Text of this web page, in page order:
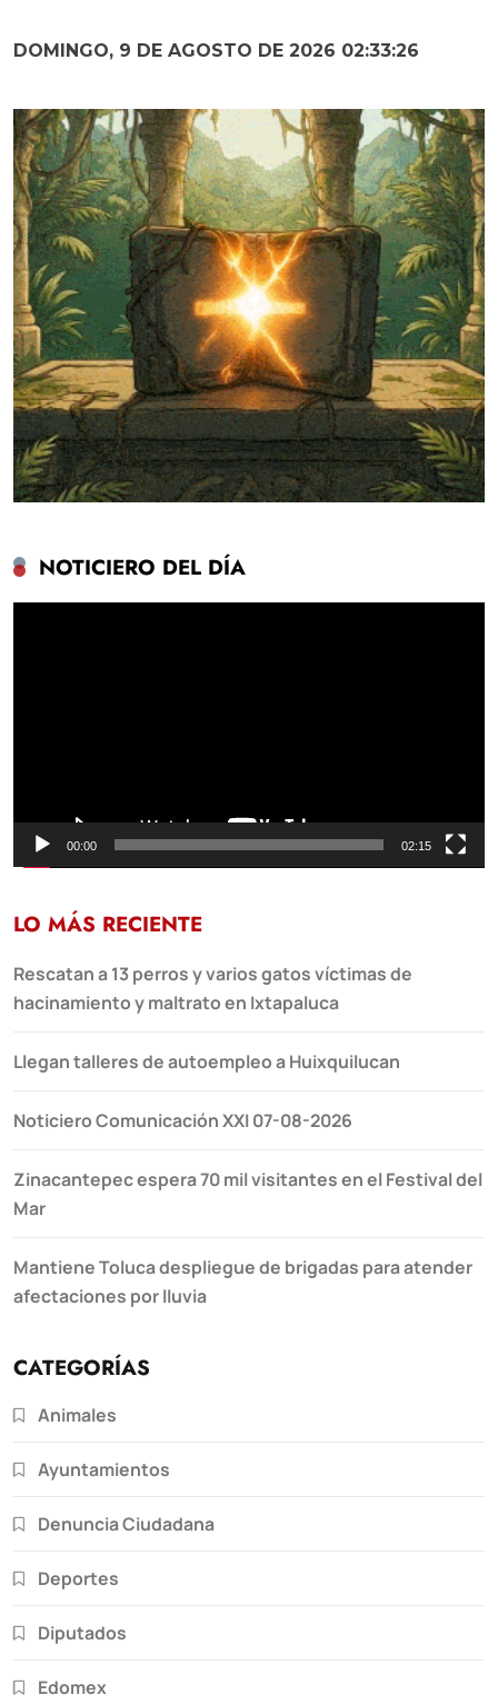
DOMINGO, 9 DE AGOSTO DE 2026 02:33:28
NOTICIERO DEL DÍA
00:00 02:15
LO MÁS RECIENTE
Rescatan a 13 perros y varios gatos víctimas de
hacinamiento y maltrato en Ixtapaluca
Llegan talleres de autoempleo a Huixquilucan
Noticiero Comunicación XXI 07-08-2026
Zinacantepec espera 70 mil visitantes en el Festival del
Mar
Mantiene Toluca despliegue de brigadas para atender
afectaciones por lluvia
CATEGORÍAS
Animales
Ayuntamientos
Denuncia Ciudadana
Deportes
Diputados
Edomex